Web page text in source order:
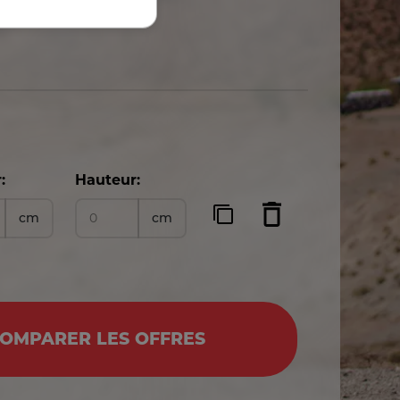
cm
Hauteur:
cm
LES OFFRES